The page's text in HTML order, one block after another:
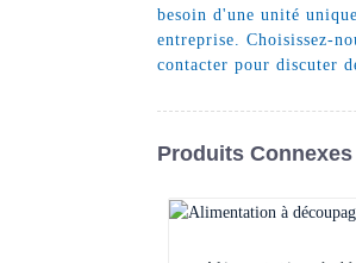
besoin d'une unité
entreprise. Choisissez-
contacter pour discuter
Produits Connexes